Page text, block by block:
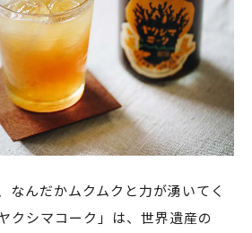
なんだかムクムクと力が湧いてく
クシマコーク」は、世界遺産の